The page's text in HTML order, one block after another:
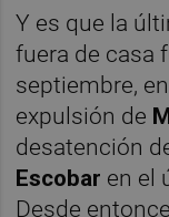
Y es que la
fuera de casa
septiembre,
expulsión de
desatención
Escobar en el
Desde